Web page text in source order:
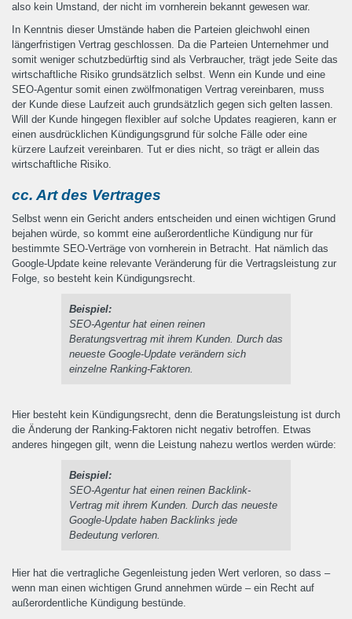
also kein Umstand, der nicht im vornherein bekannt gewesen war.
In Kenntnis dieser Umstände haben die Parteien gleichwohl einen
längerfristigen Vertrag geschlossen. Da die Parteien Unternehmer und
somit weniger schutzbedürftig sind als Verbraucher, trägt jede Seite das
wirtschaftliche Risiko grundsätzlich selbst. Wenn ein Kunde und eine
SEO-Agentur somit einen zwölfmonatigen Vertrag vereinbaren, muss
der Kunde diese Laufzeit auch grundsätzlich gegen sich gelten lassen.
Will der Kunde hingegen flexibler auf solche Updates reagieren, kann er
einen ausdrücklichen Kündigungsgrund für solche Fälle oder eine
kürzere Laufzeit vereinbaren. Tut er dies nicht, so trägt er allein das
wirtschaftliche Risiko.
cc. Art des Vertrages
Selbst wenn ein Gericht anders entscheiden und einen wichtigen Grund
bejahen würde, so kommt eine außerordentliche Kündigung nur für
bestimmte SEO-Verträge von vornherein in Betracht. Hat nämlich das
Google-Update keine relevante Veränderung für die Vertragsleistung zur
Folge, so besteht kein Kündigungsrecht.
Beispiel:
SEO-Agentur hat einen reinen
Beratungsvertrag mit ihrem Kunden. Durch das
neueste Google-Update verändern sich
einzelne Ranking-Faktoren.
Hier besteht kein Kündigungsrecht, denn die Beratungsleistung ist durch
die Änderung der Ranking-Faktoren nicht negativ betroffen. Etwas
anderes hingegen gilt, wenn die Leistung nahezu wertlos werden würde:
Beispiel:
SEO-Agentur hat einen reinen Backlink-
Vertrag mit ihrem Kunden. Durch das neueste
Google-Update haben Backlinks jede
Bedeutung verloren.
Hier hat die vertragliche Gegenleistung jeden Wert verloren, so dass –
wenn man einen wichtigen Grund annehmen würde – ein Recht auf
außerordentliche Kündigung bestünde.